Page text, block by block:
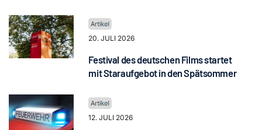
20. JULI 2026
Festival des deutschen Films startet
mit Staraufgebot in den Spätsommer
12. JULI 2026